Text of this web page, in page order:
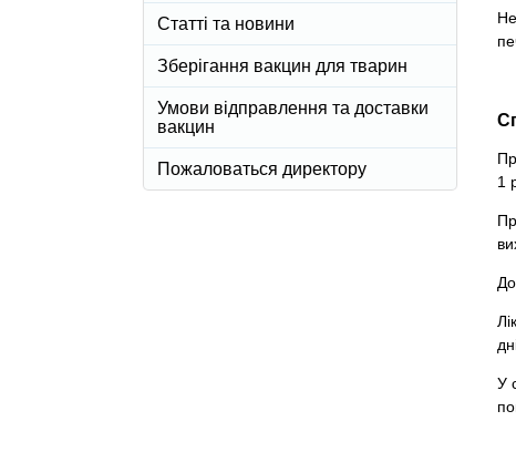
1
У
Статті та новини
Зберігання вакцин для тварин
Умови відправлення та доставки
вакцин
Пожаловаться директору